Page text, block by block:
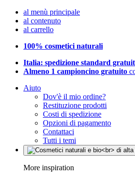
al menù principale
al contenuto
al carrello
100% cosmetici naturali
Italia: spedizione standard
Almeno 1 campioncino gratuito
Aiuto
Dov'è il mio ordine?
Restituzione prodotti
Costi di spedizione
Opzioni di pagamento
Contattaci
Tutti i temi
More inspiration